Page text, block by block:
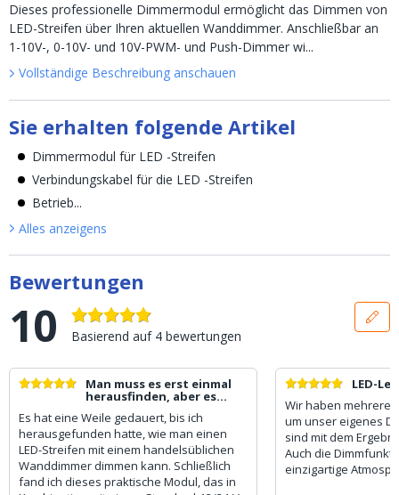
Dieses professionelle Dimmermodul ermöglicht das Dimmen von
LED-Streifen über Ihren aktuellen Wanddimmer. Anschließbar an
1-10V-, 0-10V- und 10V-PWM- und Push-Dimmer wi...
Vollständige Beschreibung anschauen
Sie erhalten folgende Artikel
Dimmermodul für LED -Streifen
Verbindungskabel für die LED -Streifen
Betrieb...
Alles anzeigens
Bewertungen
10 Basierend auf 4 bewertungen
Man muss es erst einmal
herausfinden, aber es
Es hat eine Weile gedauert, bis ich
herausgefunden hatte, wie man einen
LED-Streifen mit einem handelsüblichen
Wanddimmer dimmen kann. Schließlich
fand ich dieses praktische Modul, das in
LED-
Wir haben mehrere
um unser eigenes
sind mit dem
Auch die
einzigartige